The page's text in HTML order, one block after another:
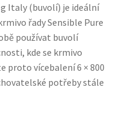
g Italy (buvolí) je ideální
řady Sensible Pure
používat buvolí
kde se krmivo
proto vícebalení 6 × 800
potřeby stále